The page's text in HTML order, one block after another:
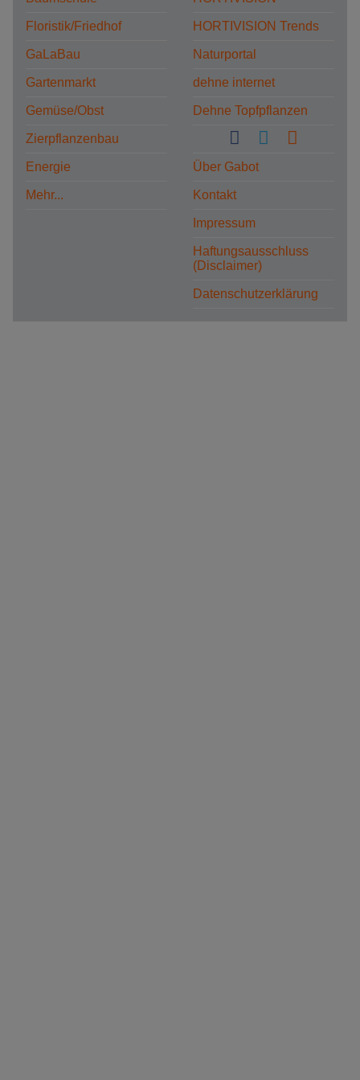
Floristik/Friedhof
GaLaBau
Gartenmarkt
Gemüse/Obst
Zierpflanzenbau
Energie
Mehr...
HORTIVISION Trends
Naturportal
dehne internet
Dehne Topfpflanzen
Über Gabot
Kontakt
Impressum
Haftungsausschluss
(Disclaimer)
Datenschutzerklärung